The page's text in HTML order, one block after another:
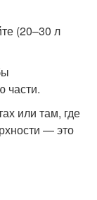
(20–30 л
части.
или там, где
— это